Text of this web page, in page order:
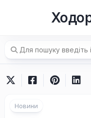
Новини